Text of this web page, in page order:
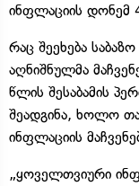
ინფლაციის დონემ
რაც შეეხება
აღნიშნულმა
წლის შესაბამის
შეადგინა, ხოლო
ინფლაციის
„ყოველთვიური